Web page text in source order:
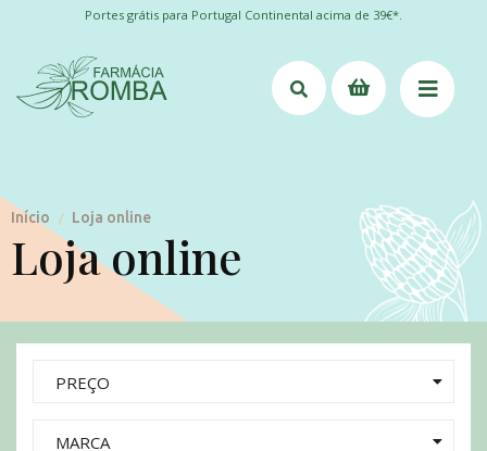
Portes grátis para Portugal Continental acima de 39€*.
Início / Loja online
Loja online
PREÇO
MARCA